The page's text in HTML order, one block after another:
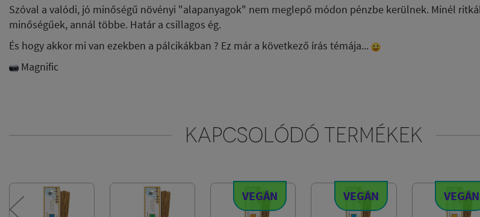
Szóval a valódi, jó minőségű növényi "alapanyagok" nem meglepő módon pénzbe kerülnek. Minél
minőségűek, annál többe. Határ a csillagos ég.
És hogy akkor mi van ezekben a pálcikákban ? Ez már a következő írás témája...
Magnific
KAPCSOLÓDÓ TERMÉKEK
VEGÁN VEGÁN VEGÁN